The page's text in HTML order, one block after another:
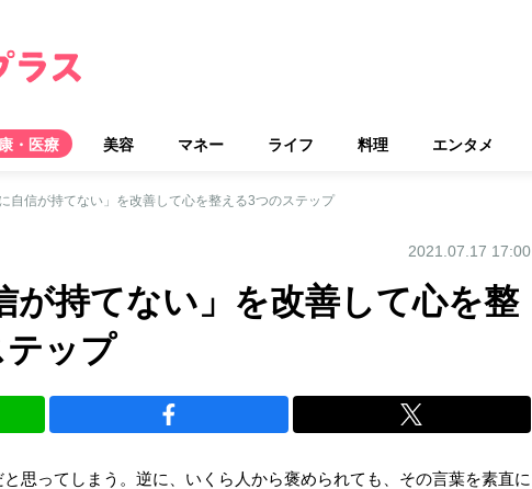
・医療 美容 マネー ライフ 料理 エンタメ
に自信が持てない」を改善して心を整える3つのステップ
2021.07.17 17:00
が持てない」を改善して心を整
テップ
思ってしまう。逆に、いくら人から褒められても、その言葉を素直に